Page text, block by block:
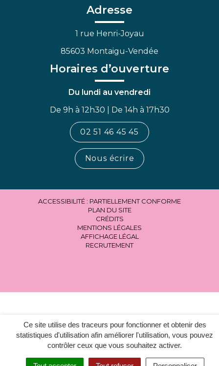
Ce site utilise des traceurs pour fonctionner et obtenir des
statistiques d'utilisation afin améliorer l'utilisation, vous pouvez
contrôler ceux que vous souhaitez activer.
Facebook
Adresse
1 rue Henri-Joyau
85603 Montaigu-Vendée
Horaires d’ouverture
Du lundi au vendredi
De 9h à 12h30 | De 14h à 17h30
02 51 46 45 45
Nous écrire
ACCESSIBILITÉ : PARTIELLEMENT CONFORME
PLAN DU SITE
CRÉDITS
MENTIONS LÉGALES
AFFICHAGE LÉGAL
RECRUTEMENT